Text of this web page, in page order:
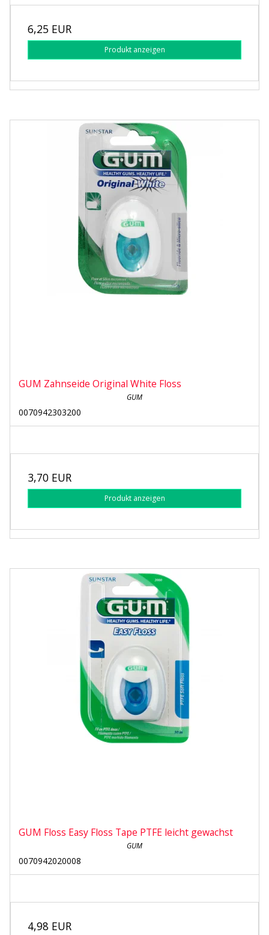
6,25 EUR
Produkt anzeigen
GUM Zahnseide Original White Floss
GUM
0070942303200
3,70 EUR
Produkt anzeigen
GUM Floss Easy Floss Tape PTFE leicht gewachst
GUM
0070942020008
4,98 EUR